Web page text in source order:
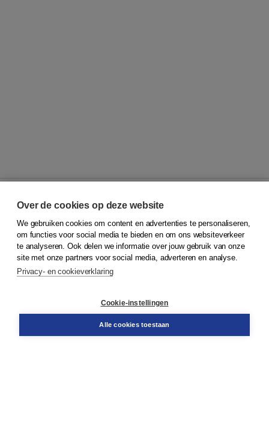
© 2026Koninklijke Boom uitgevers
Klantenservice
Service & informatie
Contact
Over de cookies op deze website
We gebruiken cookies om content en advertenties te personaliseren,
om functies voor social media te bieden en om ons websiteverkeer
te analyseren. Ook delen we informatie over jouw gebruik van onze
site met onze partners voor social media, adverteren en analyse.
Privacy- en cookieverklaring
Cookie-instellingen
Alle cookies toestaan